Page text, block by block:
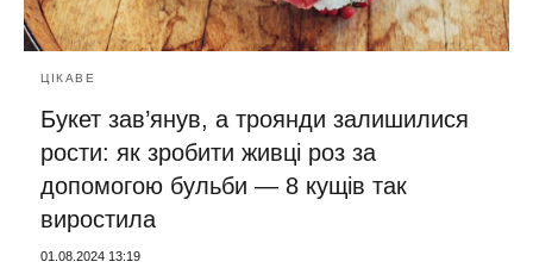
ЦІКАВЕ
Букет зав’янув, а троянди залишилися
рости: як зробити живці роз за
допомогою бульби — 8 кущів так
виростила
01.08.2024 13:19